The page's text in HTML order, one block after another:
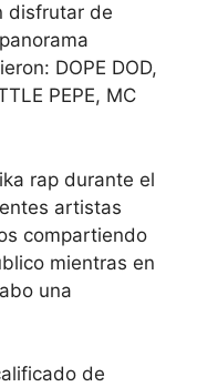
disfrutar de
DOPE DOD,
PEPE, MC
rap durante el
artistas
compartiendo
mientras en
una
de